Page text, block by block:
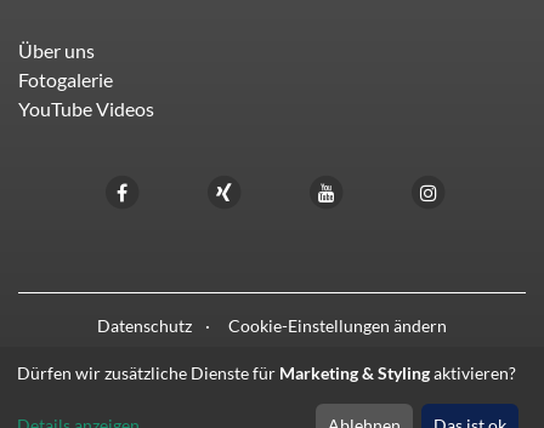
Über uns
Fotogalerie
YouTube Videos
Datenschutz Cookie-Einstellungen ändern
Dürfen wir zusätzliche Dienste für Marketing & Stylingaktivieren?